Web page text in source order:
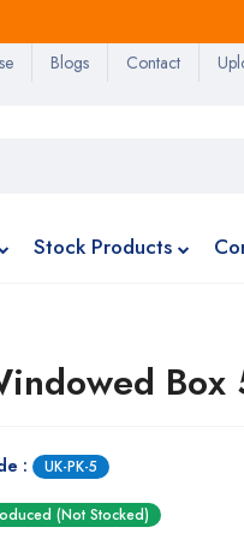
Blogs Contact
Stock Products
Box
: UK-PK-5
(Not Stocked)